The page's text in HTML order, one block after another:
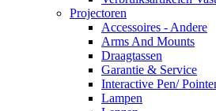
Projectoren
Accessoires - Andere
Arms And Mounts
Draagtassen
Garantie & Service
Interactive Pen/
Lampen